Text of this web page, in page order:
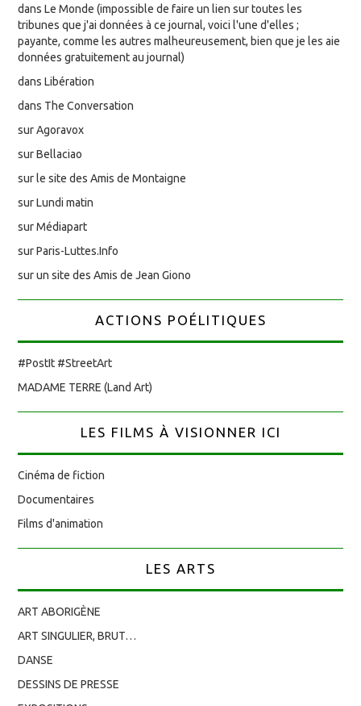
dans Le Monde (impossible de faire un lien sur toutes les
tribunes que j'ai données à ce journal, voici l'une d'elles ;
payante, comme les autres malheureusement, bien que je les aie
données gratuitement au journal)
dans Libération
dans The Conversation
sur Agoravox
sur Bellaciao
sur le site des Amis de Montaigne
sur Lundi matin
sur Médiapart
sur Paris-Luttes.Info
sur un site des Amis de Jean Giono
ACTIONS POÉLITIQUES
#PostIt #StreetArt
MADAME TERRE (Land Art)
LES FILMS À VISIONNER ICI
Cinéma de fiction
Documentaires
Films d'animation
LES ARTS
ART ABORIGÈNE
ART SINGULIER, BRUT…
DANSE
DESSINS DE PRESSE